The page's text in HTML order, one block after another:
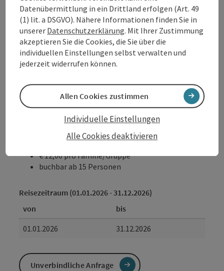
beinhaltet eine 2 Std. Fuhrung, Inhalt wie oben,
zusätzlich bieten wir spannende Einblicke in die
Edelbranderzeugung in unserer neuen Schaubrennerei
und die zusätzliche Verkostung von 2 Edelbränden.
Mögliche Anreisetermine
Montag, Dienstag, Mittwoch, Donnerstag, Freitag,
Buchen / Anfrage
€ 12,00 pro Familie/Gruppe
buchbar ab 15 Personen
Reisezeitraum (01.01.2026 - 31.12.2026)
von
bis
01.01.2026
31.12.2026
Unverbindliche Anfrage
Datenübermittlung in ein Drittland erfolgen (Art. 49
(1) lit. a DSGVO). Nähere Informationen finden Sie in
unserer Datenschutzerklärung. Mit Ihrer Zustimmung
akzeptieren Sie die Cookies, die Sie über die
individuellen Einstellungen selbst verwalten und
jederzeit widerrufen können.
Alle Cookies deaktivieren
Individuelle Einstellungen
Allen Cookies zustimmen